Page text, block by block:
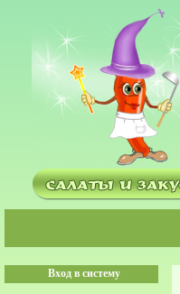
Вход в систему